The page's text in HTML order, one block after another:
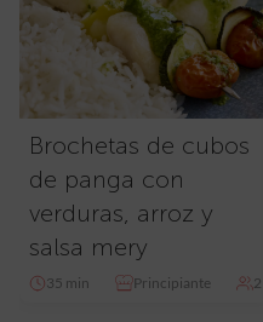
Brochetas de cubos
de panga con
verduras, arroz y
salsa mery
35 min Principiante 2